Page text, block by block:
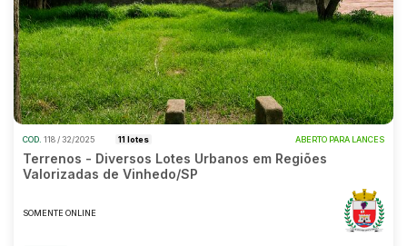
COD. 118 / 32/2025 11 lotes ABERTO PARA LANCES
Terrenos - Diversos Lotes Urbanos em Regiões
Valorizadas de Vinhedo/SP
SOMENTE ONLINE